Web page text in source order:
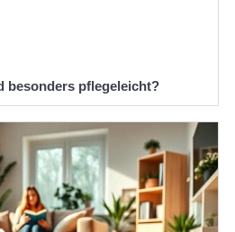
besonders pflegeleicht?